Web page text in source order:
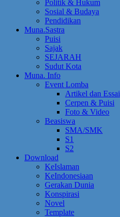
Politik & Hukum
Sosial & Budaya
Pendidikan
Muna.Sastra
Puisi
Sajak
SEJARAH
Sudut Kota
Muna. Info
Event Lomba
Artikel dan Essai
Cerpen & Puisi
Foto & Video
Beasiswa
SMA/SMK
S1
S2
Download
KeIslaman
KeIndonesiaan
Gerakan Dunia
Konspirasi
Novel
Template